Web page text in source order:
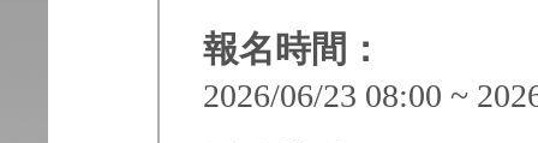
報名時間：
2026/06/23 08:00 ~